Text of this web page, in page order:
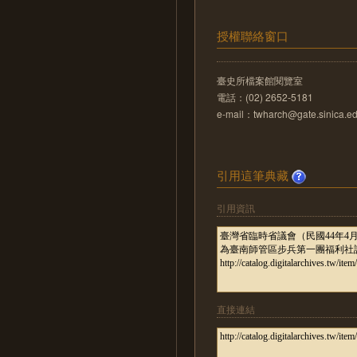
授權聯絡窗口
臺史所檔案館閱覽室
電話：(02) 2652-5181
e-mail：
引用這筆典藏
引用資訊
直接連結